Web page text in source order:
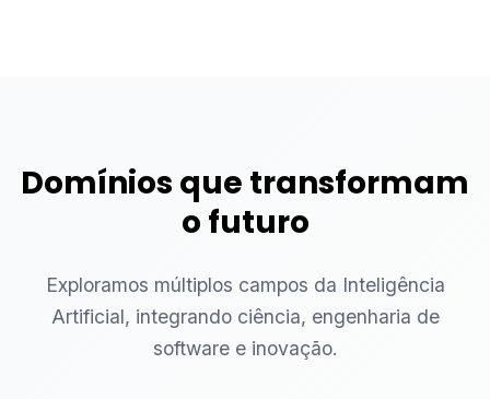
Domínios que transformam
o futuro
Exploramos múltiplos campos da Inteligência
Artificial, integrando ciência, engenharia de
software e inovação.